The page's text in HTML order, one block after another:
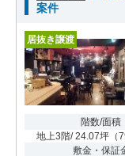
案件
居抜き譲渡
階数/面積
地上3階/ 24.07坪 （
敷金・保証